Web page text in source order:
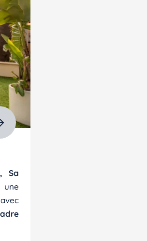
Sa
une